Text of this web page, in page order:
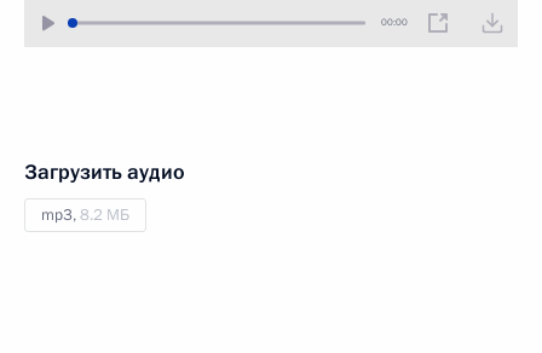
00:00
Загрузить аудио
mp3,8.2 МБ